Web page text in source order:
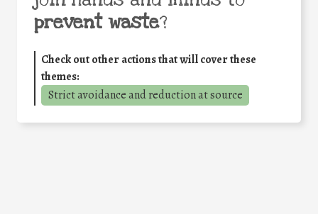
prevent waste?
Check out other actions that will cover these
themes:
Strict avoidance and reduction at source